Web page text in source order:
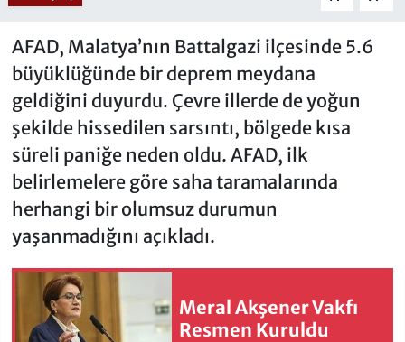
AFAD, Malatya’nın Battalgazi ilçesinde 5.6
büyüklüğünde bir deprem meydana
geldiğini duyurdu. Çevre illerde de yoğun
şekilde hissedilen sarsıntı, bölgede kısa
süreli paniğe neden oldu. AFAD, ilk
belirlemelere göre saha taramalarında
herhangi bir olumsuz durumun
yaşanmadığını açıkladı.
Meral Akşener Vakfı
Resmen Kuruldu